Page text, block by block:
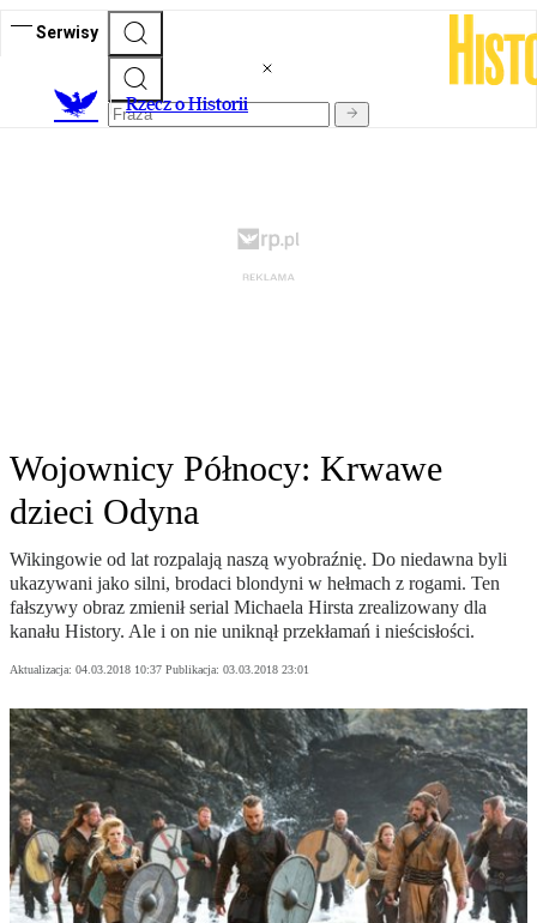
Serwisy
Rzecz o Historii
Wojownicy Północy: Krwawe
dzieci Odyna
Wikingowie od lat rozpalają naszą wyobraźnię. Do niedawna byli
ukazywani jako silni, brodaci blondyni w hełmach z rogami. Ten
fałszywy obraz zmienił serial Michaela Hirsta zrealizowany dla
kanału History. Ale i on nie uniknął przekłamań i nieścisłości.
Aktualizacja: 04.03.2018 10:37 Publikacja: 03.03.2018 23:01